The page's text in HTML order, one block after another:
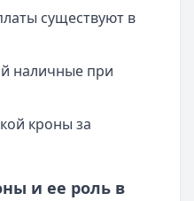
существуют в
наличные при
кроны за
и ее роль в